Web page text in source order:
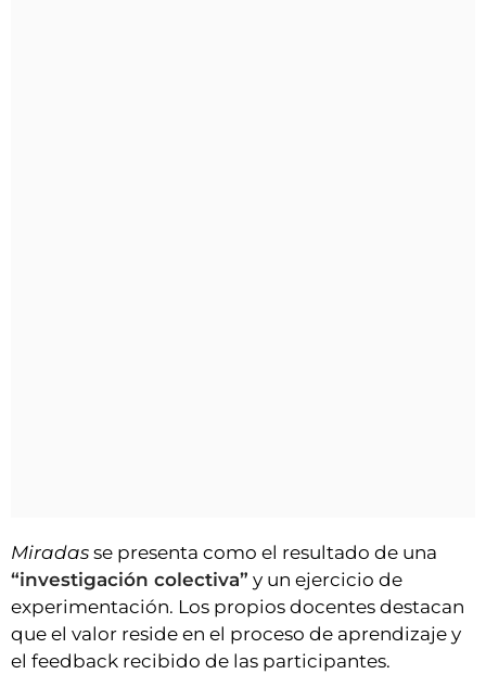
Miradas se presenta como el resultado de una
“investigación colectiva” y un ejercicio de
experimentación. Los propios docentes destacan
que el valor reside en el proceso de aprendizaje y
el feedback recibido de las participantes.